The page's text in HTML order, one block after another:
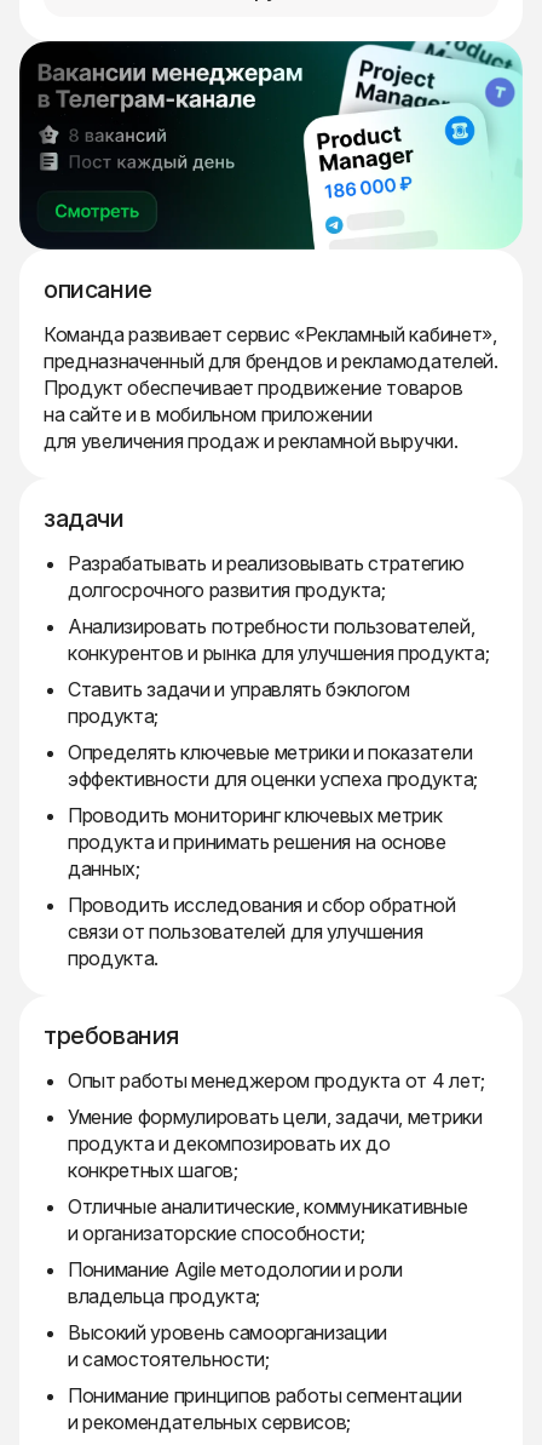
описание
Команда развивает сервис «Рекламный кабинет»,
предназначенный для брендов и рекламодателей.
Продукт обеспечивает продвижение товаров
на сайте и в мобильном приложении
для увеличения продаж и рекламной выручки.
задачи
Разрабатывать и реализовывать стратегию
долгосрочного развития продукта;
Анализировать потребности пользователей,
конкурентов и рынка для улучшения продукта;
Ставить задачи и управлять бэклогом
продукта;
Определять ключевые метрики и показатели
эффективности для оценки успеха продукта;
Проводить мониторинг ключевых метрик
продукта и принимать решения на основе
данных;
Проводить исследования и сбор обратной
связи от пользователей для улучшения
продукта.
требования
Опыт работы менеджером продукта от 4 лет;
Умение формулировать цели, задачи, метрики
продукта и декомпозировать их до
конкретных шагов;
Отличные аналитические, коммуникативные
и организаторские способности;
Понимание Agile методологии и роли
владельца продукта;
Высокий уровень самоорганизации
и самостоятельности;
Понимание принципов работы сегментации
и рекомендательных сервисов;